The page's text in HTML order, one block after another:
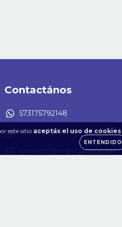
este sitio aceptás el uso de cookies
ENTENDIDO
Contactános
573175792148
+57 317 5792148
contacto@nightgames.site